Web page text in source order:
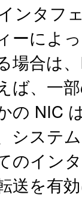
ンタフ
ーによ
場合は
ば、一
の NIC
システ
のイン
送を有